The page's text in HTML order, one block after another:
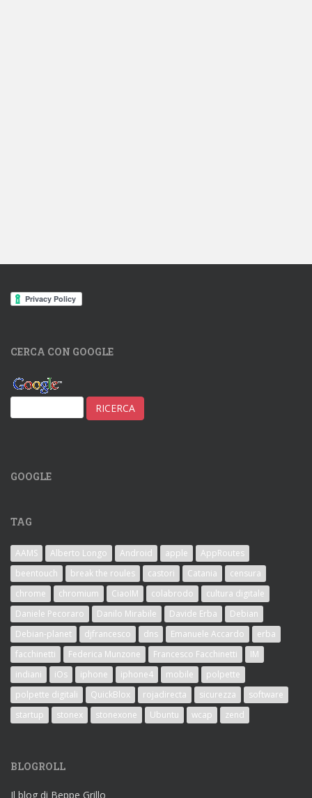
CERCA CON GOOGLE
GOOGLE
TAG
AAMS Alberto Longo Android apple
AppRoutes
beentouch
break the roules castori Catania
censura
chrome
chromium CiaoIM colabrodo
cultura digitale
Daniele Pecoraro
Danilo Mirabile Davide Erba
Debian
Debian-planet
djfrancesco dns Emanuele Accardo
erba
facchinetti
Federica Munzone Francesco Facchinetti
IM
indiani
iOs iphone iphone4 mobile
polpette
polpette digitali
QuickBlox rojadirecta sicurezza
software
startup
stonex stonexone Ubuntu wcap zend
BLOGROLL
Il blog di Beppe Grillo